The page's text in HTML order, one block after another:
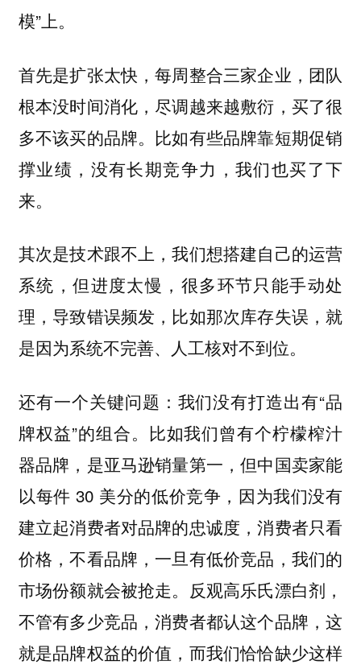
模”上。
首先是扩张太快，每周整合三家企业，团队
根本没时间消化，尽调越来越敷衍，买了很
多不该买的品牌。比如有些品牌靠短期促销
撑业绩，没有长期竞争力，我们也买了下
来。
其次是技术跟不上，我们想搭建自己的运营
系统，但进度太慢，很多环节只能手动处
理，导致错误频发，比如那次库存失误，就
是因为系统不完善、人工核对不到位。
还有一个关键问题：我们没有打造出有“品
牌权益”的组合。比如我们曾有个柠檬榨汁
器品牌，是亚马逊销量第一，但中国卖家能
以每件 30 美分的低价竞争，因为我们没有
建立起消费者对品牌的忠诚度，消费者只看
价格，不看品牌，一旦有低价竞品，我们的
市场份额就会被抢走。反观高乐氏漂白剂，
不管有多少竞品，消费者都认这个品牌，这
就是品牌权益的价值，而我们恰恰缺少这样